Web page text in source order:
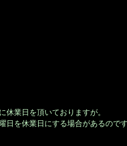
休業日を頂いておりますが。
日を休業日にする場合があるのです